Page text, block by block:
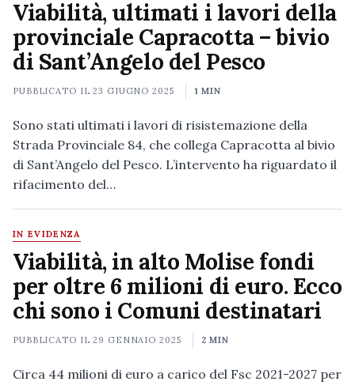
Viabilità, ultimati i lavori della
provinciale Capracotta – bivio
di Sant’Angelo del Pesco
PUBBLICATO IL23 GIUGNO 2025 1 MIN
Sono stati ultimati i lavori di risistemazione della
Strada Provinciale 84, che collega Capracotta al bivio
di Sant’Angelo del Pesco. L’intervento ha riguardato il
rifacimento del…
IN EVIDENZA
Viabilità, in alto Molise fondi
per oltre 6 milioni di euro. Ecco
chi sono i Comuni destinatari
PUBBLICATO IL29 GENNAIO 2025 2 MIN
Circa 44 milioni di euro a carico del Fsc 2021-2027 per